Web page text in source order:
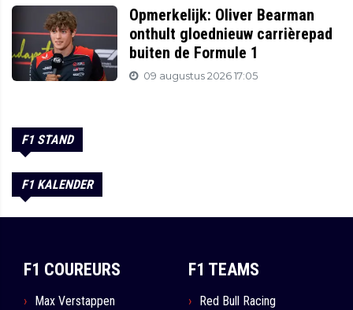
Opmerkelijk: Oliver Bearman
onthult gloednieuw carrièrepad
buiten de Formule 1
09 augustus 2026 17:05
F1 STAND
F1 KALENDER
F1 COUREURS
Max Verstappen
F1 TEAMS
Red Bull Racing